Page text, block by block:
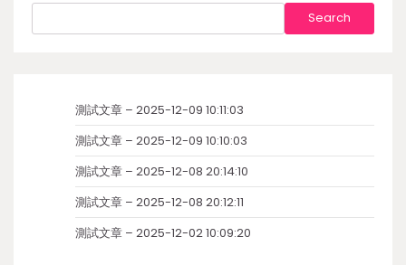
Search
測試文章 – 2025-12-09 10:11:03
測試文章 – 2025-12-09 10:10:03
測試文章 – 2025-12-08 20:14:10
測試文章 – 2025-12-08 20:12:11
測試文章 – 2025-12-02 10:09:20